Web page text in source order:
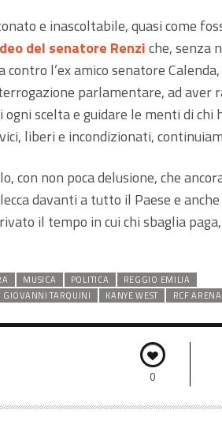
e inascoltabile, quasi come
del senatore Renziche, senza
contro l’ex amico senatore
parlamentare, ad aver
scelta e guidare le menti di
liberi e incondizionati,
con non poca delusione, che
davanti a tutto il Paese e
il tempo in cui chi sbaglia
MUSICA POLITICA
REGGIO EMILIA
GIOVANNI TARQUINI KANYE WEST RCF ARENA
0